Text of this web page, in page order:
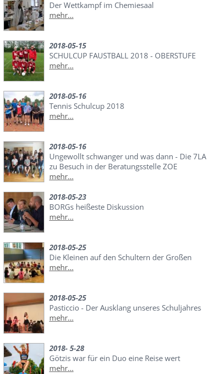
Der Wettkampf im Chemiesaal
mehr...
2018-05-15
SCHULCUP FAUSTBALL 2018 - OBERSTUFE
mehr...
2018-05-16
Tennis Schulcup 2018
mehr...
2018-05-16
Ungewollt schwanger und was dann - Die 7LA
zu Besuch in der Beratungsstelle ZOE
mehr...
2018-05-23
BORGs heißeste Diskussion
mehr...
2018-05-25
Die Kleinen auf den Schultern der Großen
mehr...
2018-05-25
Pasticcio - Der Ausklang unseres Schuljahres
mehr...
2018- 5-28
Götzis war für ein Duo eine Reise wert
mehr...